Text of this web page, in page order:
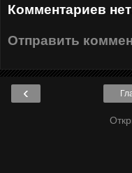
Комментариев
Отправить
‹